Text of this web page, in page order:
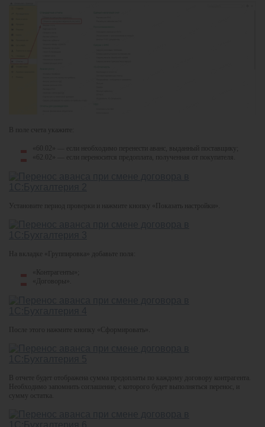
В поле счета укажите:
«60.02» — если необходимо перенести аванс, выданный поставщику;
«62.02» — если переносится предоплата, полученная от покупателя.
Установите период проверки и нажмите кнопку «Показать настройки».
На вкладке «Группировка» добавьте поля:
«Контрагенты»;
«Договоры».
После этого нажмите кнопку «Сформировать».
В отчете будет отображена сумма предоплаты по каждому договору контрагента.
Необходимо запомнить соглашение, с которого будет выполняться перенос, и
сумму остатка.